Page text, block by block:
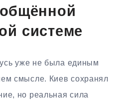
системе
уже не была единым
смысле. Киев сохранял
но реальная сила